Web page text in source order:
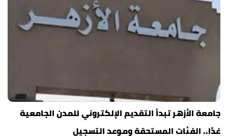
جامعة الأزهر تبدأ التقديم الإلكتروني للمدن الجامعية
غدًا.. الفئات المستحقة وموعد التسجيل